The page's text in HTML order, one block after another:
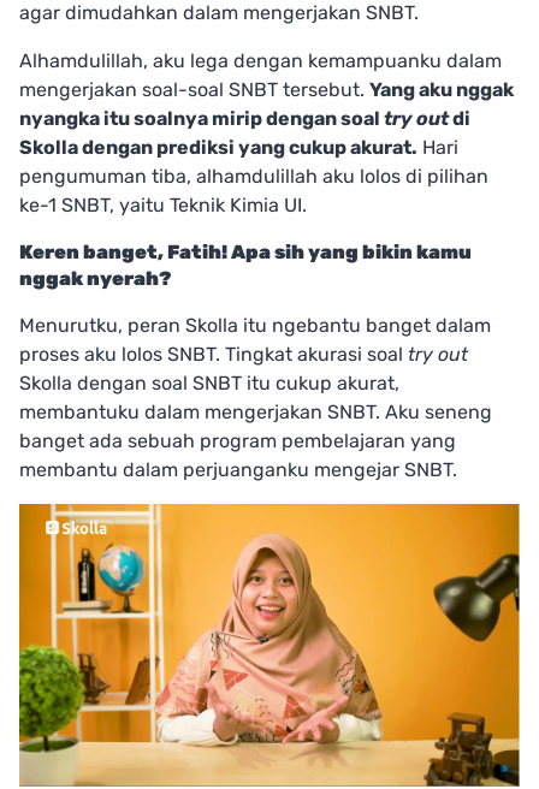
agar dimudahkan dalam mengerjakan SNBT.
Alhamdulillah, aku lega dengan kemampuanku dalam
mengerjakan soal-soal SNBT tersebut. Yang aku nggak
nyangka itu soalnya mirip dengan soal try outdi
Skolla dengan prediksi yang cukup akurat. Hari
pengumuman tiba, alhamdulillah aku lolos di pilihan
ke-1 SNBT, yaitu Teknik Kimia UI.
Keren banget, Fatih! Apa sih yang bikin kamu
nggak nyerah?
Menurutku, peran Skolla itu ngebantu banget dalam
proses aku lolos SNBT. Tingkat akurasi soal try out
Skolla dengan soal SNBT itu cukup akurat,
membantuku dalam mengerjakan SNBT. Aku seneng
banget ada sebuah program pembelajaran yang
membantu dalam perjuanganku mengejar SNBT.